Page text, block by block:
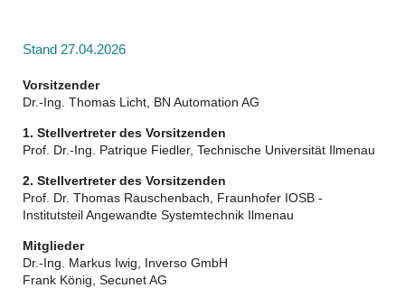
Stand 27.04.2026
Vorsitzender
Dr.-Ing. Thomas Licht, BN Automation AG
1. Stellvertreter des Vorsitzenden
Prof. Dr.-Ing. Patrique Fiedler, Technische Universität Ilmenau
2. Stellvertreter des Vorsitzenden
Prof. Dr. Thomas Rauschenbach, Fraunhofer IOSB -
Institutsteil Angewandte Systemtechnik Ilmenau
Mitglieder
Dr.-Ing. Markus Iwig, Inverso GmbH
Frank König, Secunet AG